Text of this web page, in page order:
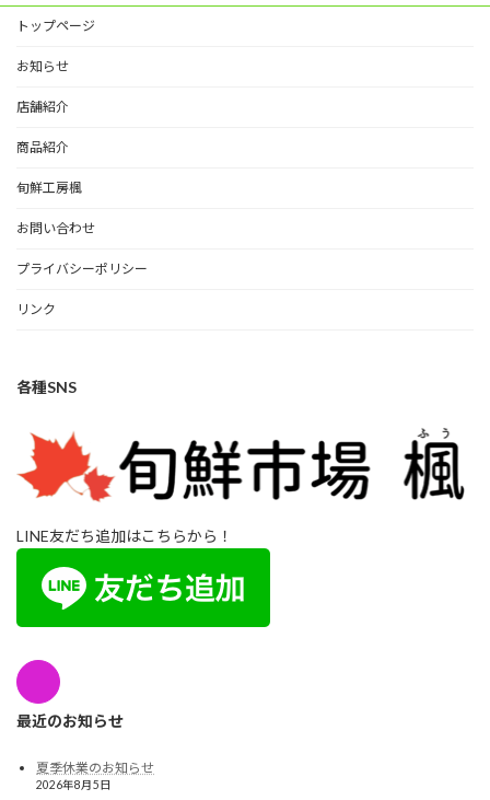
トップページ
お知らせ
店舗紹介
商品紹介
旬鮮工房楓
お問い合わせ
プライバシーポリシー
リンク
各種SNS
LINE友だち追加はこちらから！
最近のお知らせ
夏季休業のお知らせ
2026年8月5日